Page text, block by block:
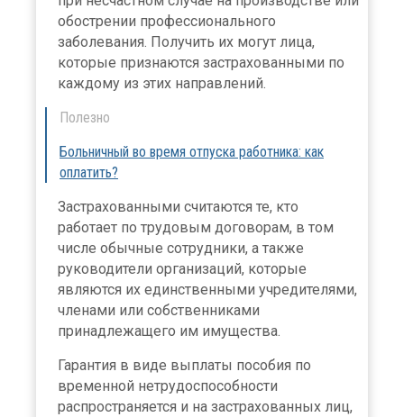
обострении профессионального
заболевания. Получить их могут лица,
которые признаются застрахованными по
каждому из этих направлений.
Полезно
Больничный во время отпуска работника: как
оплатить?
Застрахованными считаются те, кто
работает по трудовым договорам, в том
числе обычные сотрудники, а также
руководители организаций, которые
являются их единственными учредителями,
членами или собственниками
принадлежащего им имущества.
Гарантия в виде выплаты пособия по
временной нетрудоспособности
распространяется и на застрахованных лиц,